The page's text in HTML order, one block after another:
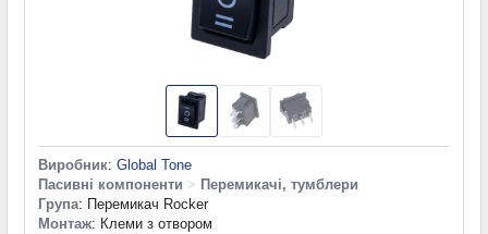
Виробник: Global Tone
Пасивні компоненти > Перемикачі, тумблери
Група: Перемикач Rocker
Монтаж: Клеми з отвором